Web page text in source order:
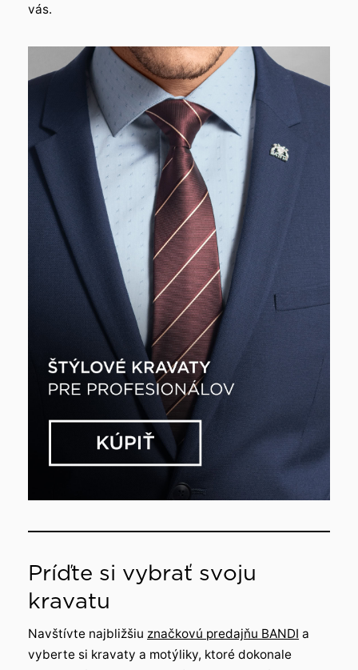
vás.
Príďte si vybrať svoju
kravatu
Navštívte najbližšiu značkovú predajňu BANDI a
vyberte si kravaty a motýliky, ktoré dokonale